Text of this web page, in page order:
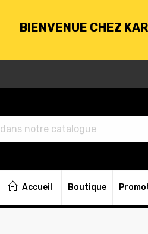
BIENVENUE CHEZ
GRATUITE À
BIENVENUE CHEZ
GRATUITE À
Accueil Boutique